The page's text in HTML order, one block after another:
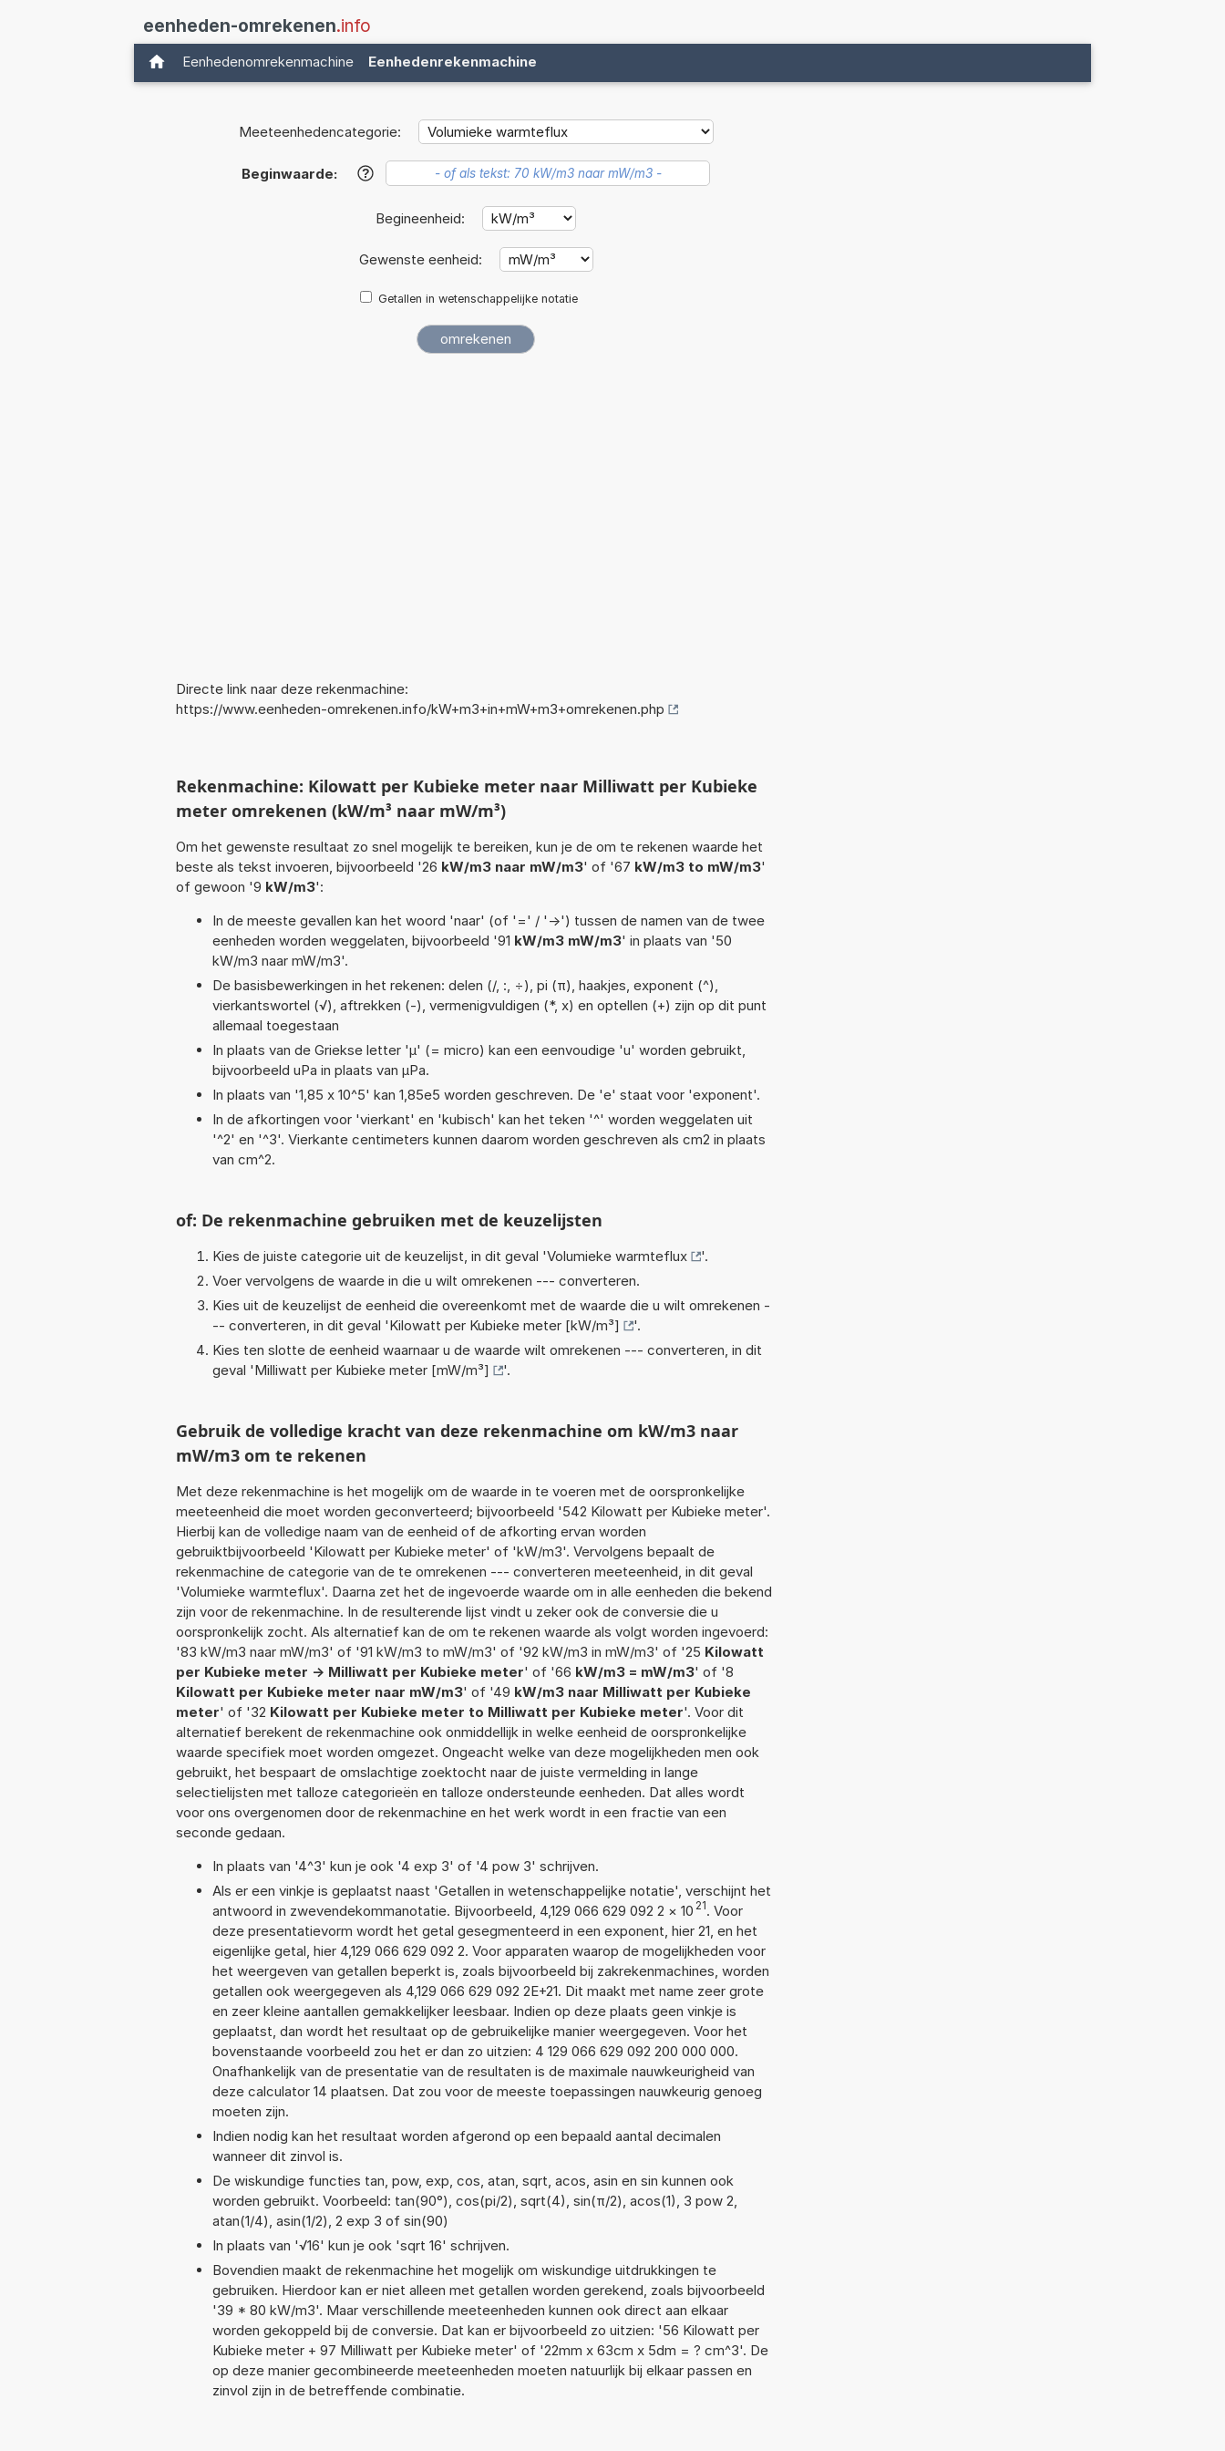
eenheden-omrekenen.info
Eenhedenomrekenmachine Eenhedenrekenmachine
Meeteenhedencategorie:
Beginwaarde: ?
Begineenheid:
Gewenste eenheid:
Getallen in wetenschappelijke notatie
Directe link naar deze rekenmachine:
https://www.eenheden-omrekenen.info/kW+m3+in+mW+m3+omrekenen.php
Rekenmachine: Kilowatt per Kubieke meter naar Milliwatt per Kubieke
meter omrekenen (kW/m³ naar mW/m³)
Om het gewenste resultaat zo snel mogelijk te bereiken, kun je de om te rekenen waarde het
beste als tekst invoeren, bijvoorbeeld '26 kW/m3 naar mW/m3' of '67 kW/m3 to mW/m3'
of gewoon '9 kW/m3':
In de meeste gevallen kan het woord 'naar' (of '=' / '->') tussen de namen van de twee
eenheden worden weggelaten, bijvoorbeeld '91 kW/m3 mW/m3' in plaats van '50
kW/m3 naar mW/m3'.
De basisbewerkingen in het rekenen: delen (/, :, ÷), pi (π), haakjes, exponent (^),
vierkantswortel (√), aftrekken (-), vermenigvuldigen (*, x) en optellen (+) zijn op dit punt
allemaal toegestaan
In plaats van de Griekse letter 'µ' (= micro) kan een eenvoudige 'u' worden gebruikt,
bijvoorbeeld uPa in plaats van µPa.
In plaats van '1,85 x 10^5' kan 1,85e5 worden geschreven. De 'e' staat voor 'exponent'.
In de afkortingen voor 'vierkant' en 'kubisch' kan het teken '^' worden weggelaten uit
'^2' en '^3'. Vierkante centimeters kunnen daarom worden geschreven als cm2 in plaats
van cm^2.
of: De rekenmachine gebruiken met de keuzelijsten
Kies de juiste categorie uit de keuzelijst, in dit geval 'Volumieke warmteflux
'.
Voer vervolgens de waarde in die u wilt omrekenen --- converteren.
Kies uit de keuzelijst de eenheid die overeenkomt met de waarde die u wilt omrekenen -
-- converteren, in dit geval 'Kilowatt per Kubieke meter [kW/m³]
'.
Kies ten slotte de eenheid waarnaar u de waarde wilt omrekenen --- converteren, in dit
geval 'Milliwatt per Kubieke meter [mW/m³] '.
Gebruik de volledige kracht van deze rekenmachine om kW/m3 naar
mW/m3 om te rekenen
Met deze rekenmachine is het mogelijk om de waarde in te voeren met de oorspronkelijke
meeteenheid die moet worden geconverteerd; bijvoorbeeld '542 Kilowatt per Kubieke meter'.
Hierbij kan de volledige naam van de eenheid of de afkorting ervan worden
gebruiktbijvoorbeeld 'Kilowatt per Kubieke meter' of 'kW/m3'. Vervolgens bepaalt de
rekenmachine de categorie van de te omrekenen --- converteren meeteenheid, in dit geval
'Volumieke warmteflux'. Daarna zet het de ingevoerde waarde om in alle eenheden die bekend
zijn voor de rekenmachine. In de resulterende lijst vindt u zeker ook de conversie die u
oorspronkelijk zocht. Als alternatief kan de om te rekenen waarde als volgt worden ingevoerd:
'83 kW/m3 naar mW/m3' of '91 kW/m3 to mW/m3' of '92 kW/m3 in mW/m3' of '25 Kilowatt
per Kubieke meter -> Milliwatt per Kubieke meter' of '66 kW/m3 = mW/m3' of '8
Kilowatt per Kubieke meter naar mW/m3' of '49 kW/m3 naar Milliwatt per Kubieke
meter' of '32 Kilowatt per Kubieke meter to Milliwatt per Kubieke meter'. Voor dit
alternatief berekent de rekenmachine ook onmiddellijk in welke eenheid de oorspronkelijke
waarde specifiek moet worden omgezet. Ongeacht welke van deze mogelijkheden men ook
gebruikt, het bespaart de omslachtige zoektocht naar de juiste vermelding in lange
selectielijsten met talloze categorieën en talloze ondersteunde eenheden. Dat alles wordt
voor ons overgenomen door de rekenmachine en het werk wordt in een fractie van een
seconde gedaan.
In plaats van '4^3' kun je ook '4 exp 3' of '4 pow 3' schrijven.
Als er een vinkje is geplaatst naast 'Getallen in wetenschappelijke notatie', verschijnt het
antwoord in zwevendekommanotatie. Bijvoorbeeld, 4,129 066 629 092 2 × 10 21. Voor
deze presentatievorm wordt het getal gesegmenteerd in een exponent, hier 21, en het
eigenlijke getal, hier 4,129 066 629 092 2. Voor apparaten waarop de mogelijkheden voor
het weergeven van getallen beperkt is, zoals bijvoorbeeld bij zakrekenmachines, worden
getallen ook weergegeven als 4,129 066 629 092 2E+21. Dit maakt met name zeer grote
en zeer kleine aantallen gemakkelijker leesbaar. Indien op deze plaats geen vinkje is
geplaatst, dan wordt het resultaat op de gebruikelijke manier weergegeven. Voor het
bovenstaande voorbeeld zou het er dan zo uitzien: 4 129 066 629 092 200 000 000.
Onafhankelijk van de presentatie van de resultaten is de maximale nauwkeurigheid van
deze calculator 14 plaatsen. Dat zou voor de meeste toepassingen nauwkeurig genoeg
moeten zijn.
Indien nodig kan het resultaat worden afgerond op een bepaald aantal decimalen
wanneer dit zinvol is.
De wiskundige functies tan, pow, exp, cos, atan, sqrt, acos, asin en sin kunnen ook
worden gebruikt. Voorbeeld: tan(90°), cos(pi/2), sqrt(4), sin(π/2), acos(1), 3 pow 2,
atan(1/4), asin(1/2), 2 exp 3 of sin(90)
In plaats van '√16' kun je ook 'sqrt 16' schrijven.
Bovendien maakt de rekenmachine het mogelijk om wiskundige uitdrukkingen te
gebruiken. Hierdoor kan er niet alleen met getallen worden gerekend, zoals bijvoorbeeld
'39 * 80 kW/m3'. Maar verschillende meeteenheden kunnen ook direct aan elkaar
worden gekoppeld bij de conversie. Dat kan er bijvoorbeeld zo uitzien: '56 Kilowatt per
Kubieke meter + 97 Milliwatt per Kubieke meter' of '22mm x 63cm x 5dm = ? cm^3'. De
op deze manier gecombineerde meeteenheden moeten natuurlijk bij elkaar passen en
zinvol zijn in de betreffende combinatie.